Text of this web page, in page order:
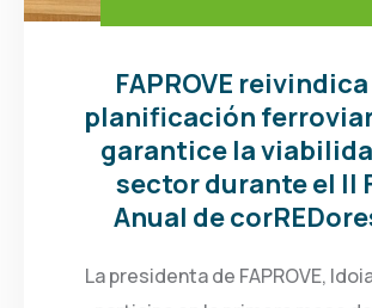
FAPROVE
planificación
garantice la
sector durante el II
Anual de
La presidenta de FAPROVE,